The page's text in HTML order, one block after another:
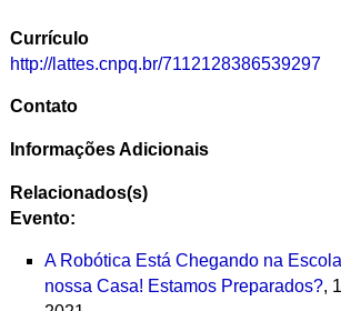
Currículo
http://lattes.cnpq.br/7112128386539297
Contato
Informações Adicionais
Relacionados(s)
Evento:
A Robótica Está Chegando na
nossa Casa! Estamos Preparados?,